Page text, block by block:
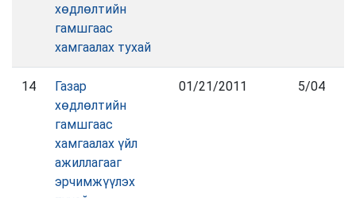
хөдлөлтийн
гамшгаас
хамгаалах тухай
14
Газар
хөдлөлтийн
гамшгаас
хамгаалах үйл
ажиллагааг
эрчимжүүлэх
01/21/2011 5/04